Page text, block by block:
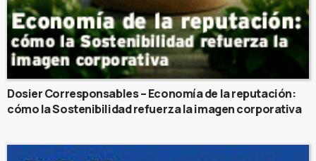
Dosier Corresponsables – Economía de la reputación:
cómo la Sostenibilidad refuerza la imagen corporativa